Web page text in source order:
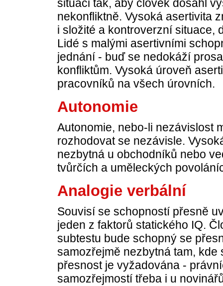
situaci tak, aby člověk dosáhl
nekonfliktně. Vysoká asertivita
i složité a kontroverzní situace,
Lidé s malými asertivními
jednání - buď se nedokáží
konfliktům. Vysoká úroveň
pracovníků na všech úrovních.
Autonomie
Autonomie, nebo-li nezávislost
rozhodovat se nezávisle.
nezbytná u obchodníků nebo
tvůrčích a uměleckých
Analogie verbální
Souvisí se schopností přesně
jeden z faktorů statického IQ.
subtestu bude schopný se
samozřejmě nezbytná tam,
přesnost je vyžadována -
samozřejmostí třeba i u